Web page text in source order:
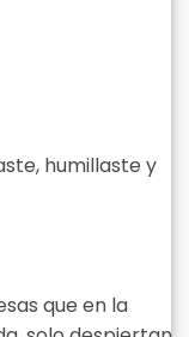
humillaste y
que en la